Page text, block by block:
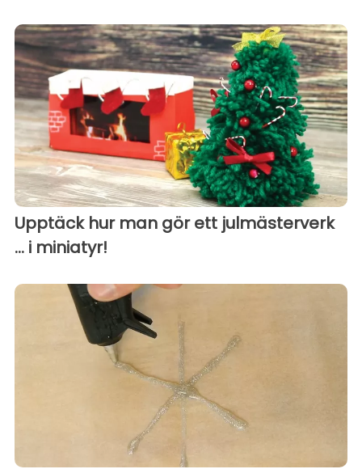
Upptäck hur man gör ett julmästerverk
... i miniatyr!